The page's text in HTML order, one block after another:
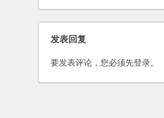
知
发表回复
要发表评论，您必须先登录。